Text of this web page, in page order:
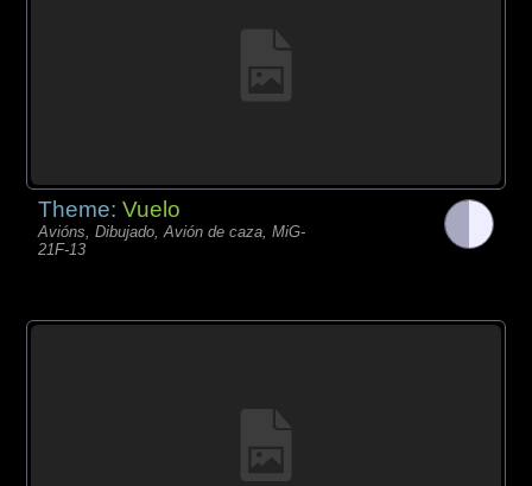
Theme:Vuelo
Avións, Dibujado, Avión de caza, MiG-
21F-13